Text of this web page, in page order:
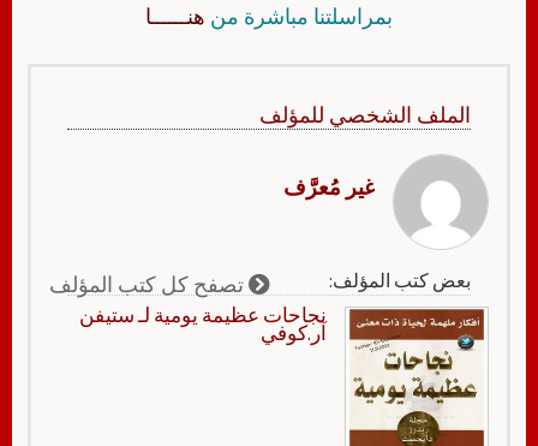
بمراسلتنا مباشرة من هنــــــا
الملف الشخصي للمؤلف
غير مُعرَّف
بعض كتب المؤلف: تصفح كل كتب المؤلف
نجاحات عظيمة يومية لـ ستيفن
آر.كوفي